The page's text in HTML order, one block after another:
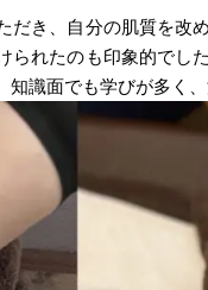
き、自分の肌質を改
れたのも印象的でし
識面でも学びが多く